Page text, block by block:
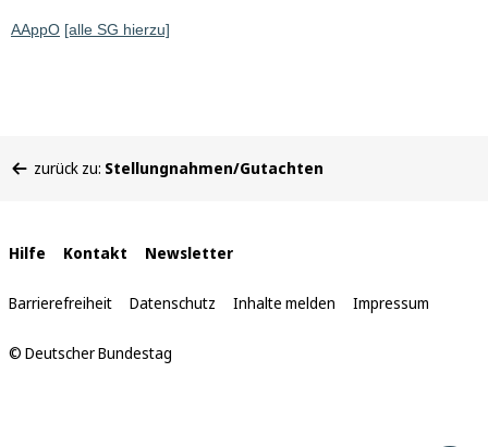
AAppO [alle SG hierzu]
befinden
zurück zu: Stellungnahmen/Gutachten
Interne
Links
Hilfe Kontakt Newsletter
Barrierefreiheit Datenschutz Inhalte melden Impressum
© Deutscher Bundestag